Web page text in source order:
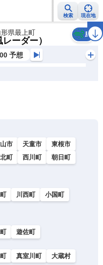
検索 現在地
警報・注意報 2週間天気 ラ
形県最上町
ーダー）
風
予想
市 天童市
東根市
町 西川町
朝日町
川西町
小国町
遊佐町
真室川町
大蔵村